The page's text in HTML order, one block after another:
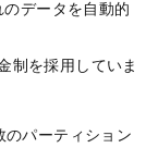
データを自動的
制を採用していま
パーティション